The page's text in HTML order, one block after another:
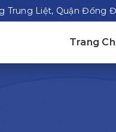
Trung Liệt, Quận Đống
Trang